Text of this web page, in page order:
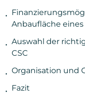
Anbaufläche eines
Auswahl der
CSC
Organisation und
Fazit